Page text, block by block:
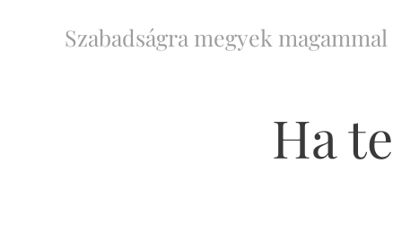
Szabadságra megyek magammal
Ha